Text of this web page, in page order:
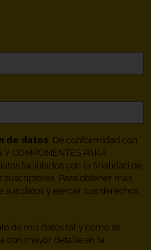
de datos. De conformidad con
COMPONENTES PARA
facilitados con la finalidad de
Para obtener más
datos y ejercer sus derechos,
de mis datos tal y como se
con mayor detalle en la